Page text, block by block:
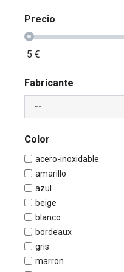
Precio
5 €
Fabricante
Color
acero-inoxidable
amarillo
azul
beige
blanco
bordeaux
gris
marron